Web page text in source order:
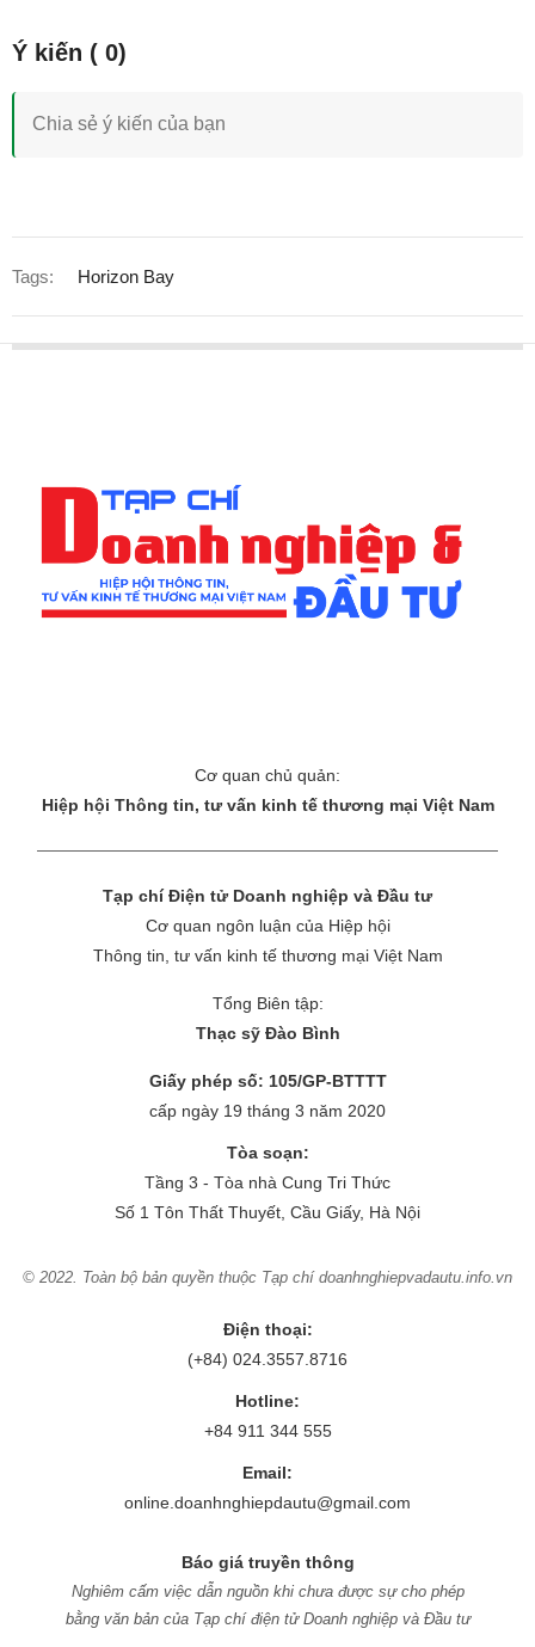
Tags: Horizon Bay
Cơ quan chủ quản:
Hiệp hội Thông tin, tư vấn kinh tế thương mại Việt Nam
Tạp chí Điện tử Doanh nghiệp và Đầu tư
Cơ quan ngôn luận của Hiệp hội
Thông tin, tư vấn kinh tế thương mại Việt Nam
Tổng Biên tập:
Thạc sỹ Đào Bình
Giấy phép số: 105/GP-BTTTT
cấp ngày 19 tháng 3 năm 2020
Tòa soạn:
Tầng 3 - Tòa nhà Cung Tri Thức
Số 1 Tôn Thất Thuyết, Cầu Giấy, Hà Nội
© 2022. Toàn bộ bản quyền thuộc Tạp chí doanhnghiepvadautu.info.vn
Điện thoại:
(+84) 024.3557.8716
Hotline:
+84 911 344 555
Email:
online.doanhnghiepdautu@gmail.com
Báo giá truyền thông
Nghiêm cấm việc dẫn nguồn khi chưa được sự cho phép
bằng văn bản của Tạp chí điện tử Doanh nghiệp và Đầu tư